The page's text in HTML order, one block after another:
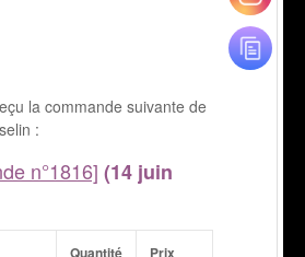
la commande suivante de
:
n°1816] (14 juin
Quantité Prix